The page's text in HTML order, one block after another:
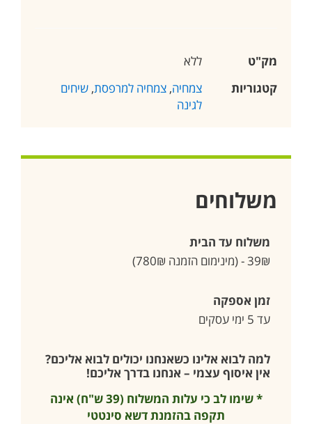
מק"ט
ללא
קטגוריות
צמחיה, צמחיה למרפסת, שיחים
לגינה
משלוחים
משלוח עד הבית
39₪ - (מינימום הזמנה 780₪)
זמן אספקה
עד 5 ימי עסקים
למה לבוא אלינו כשאנחנו יכולים לבוא אליכם?
אין איסוף עצמי – אנחנו בדרך אליכם!
* שימו לב כי עלות המשלוח (39 ש"ח) אינה
תקפה בהזמנת דשא סינטטי